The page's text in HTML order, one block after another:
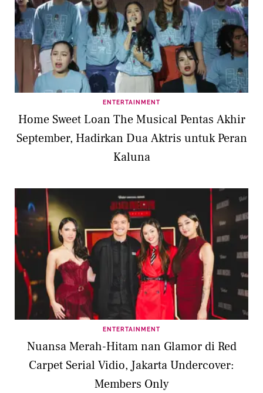
ENTERTAINMENT
Home Sweet Loan The Musical Pentas Akhir
September, Hadirkan Dua Aktris untuk Peran
Kaluna
ENTERTAINMENT
Nuansa Merah-Hitam nan Glamor di Red
Carpet Serial Vidio, Jakarta Undercover:
Members Only